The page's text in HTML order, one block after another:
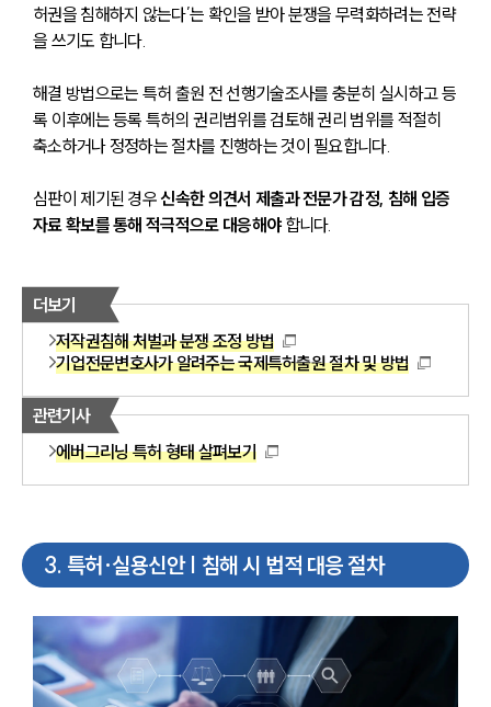
허권을 침해하지 않는다’는 확인을 받아 분쟁을 무력화하려는 전략
을 쓰기도 합니다.
해결 방법으로는 특허 출원 전 선행기술조사를 충분히 실시하고 등
록 이후에는 등록 특허의 권리범위를 검토해 권리 범위를 적절히
축소하거나 정정하는 절차를 진행하는 것이 필요합니다.
심판이 제기된 경우 신속한 의견서 제출과 전문가 감정, 침해 입증
자료 확보를 통해 적극적으로 대응해야 합니다.
더보기
저작권침해 처벌과 분쟁 조정 방법
기업전문변호사가 알려주는 국제특허출원 절차 및 방법
관련기사
에버그리닝 특허 형태 살펴보기
3. 특허·실용신안 | 침해 시 법적 대응 절차